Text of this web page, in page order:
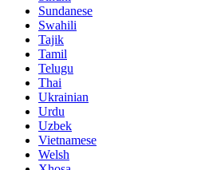
Sundanese
Swahili
Tajik
Tamil
Telugu
Thai
Ukrainian
Urdu
Uzbek
Vietnamese
Welsh